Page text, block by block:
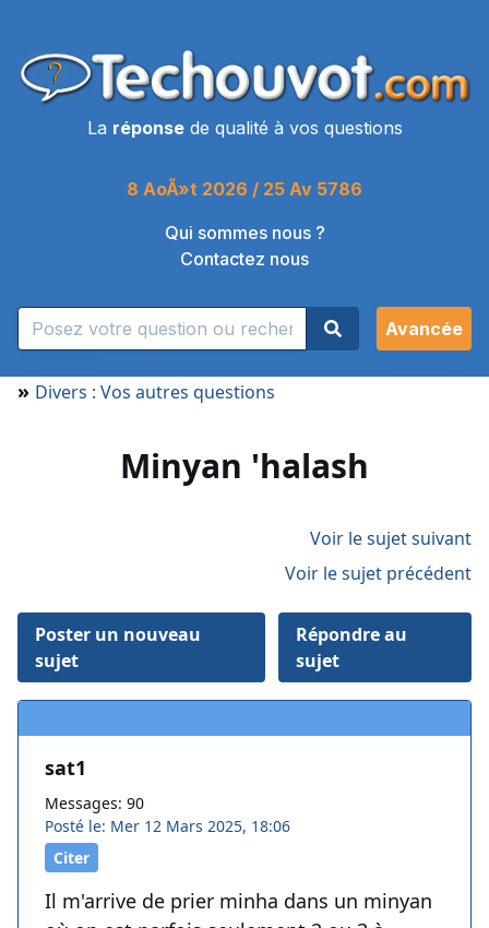
La réponsede qualité à vos questions
8 AoÃ»t 2026 / 25 Av 5786
Qui sommes nous ?
Contactez nous
Avancée
» Divers : Vos autres questions
Minyan 'halash
Voir le sujet suivant
Voir le sujet précédent
Poster un nouveau
sujet
Répondre au
sujet
sat1
Messages: 90
Posté le: Mer 12 Mars 2025, 18:06
Citer
Il m'arrive de prier minha dans un minyan